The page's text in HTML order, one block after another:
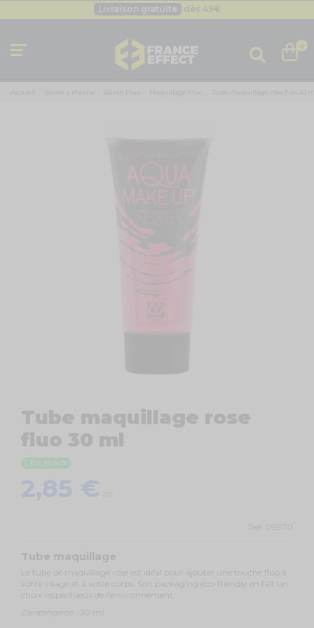
Livraison gratuite dès 49€
Livraison gratuite dès 49 0
Accueil Soirée à thème Maquillage Fluo Tube maquillage rose fluo 30
Tube maquillage rose
fluo 30 ml
En stock
2,85 €
Ref. 09970
Tube maquillage
Le tube de maquillage rose est idéal pour ajouter une touche fluo à
votre visage et à votre corps. Son packaging éco-friendly en fait un
choix respectueux de l'environnement.
Contenance : 30 ml